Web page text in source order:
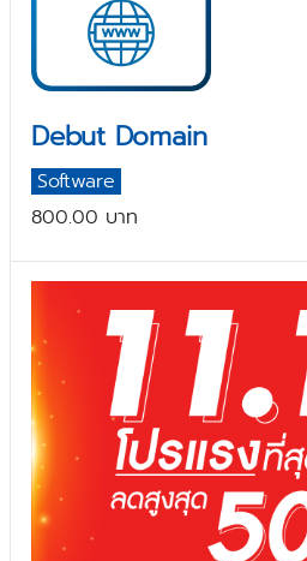
Debut Domain
Software
800.00 บาท